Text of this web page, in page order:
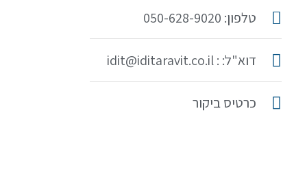
טלפון: 050-628-9020
דוא"ל: : idit@iditaravit.co.il
כרטיס ביקור